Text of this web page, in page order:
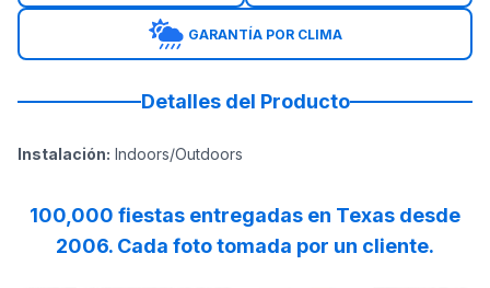
GARANTÍA POR CLIMA
Detalles del Producto
Instalación: Indoors/Outdoors
100,000 fiestas entregadas en Texas desde
2006. Cada foto tomada por un cliente.